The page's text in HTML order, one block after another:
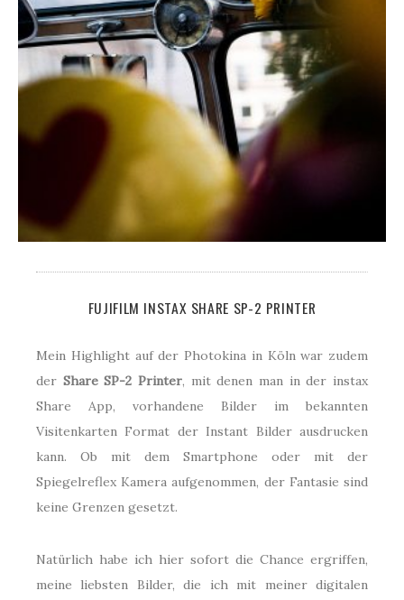
FUJIFILM INSTAX SHARE SP-2 PRINTER
Mein Highlight auf der Photokina in Köln war zudem
der Share SP-2 Printer, mit denen man in der instax
Share App, vorhandene Bilder im bekannten
Visitenkarten Format der Instant Bilder ausdrucken
kann. Ob mit dem Smartphone oder mit der
Spiegelreflex Kamera aufgenommen, der Fantasie sind
keine Grenzen gesetzt.
Natürlich habe ich hier sofort die Chance ergriffen,
meine liebsten Bilder, die ich mit meiner digitalen